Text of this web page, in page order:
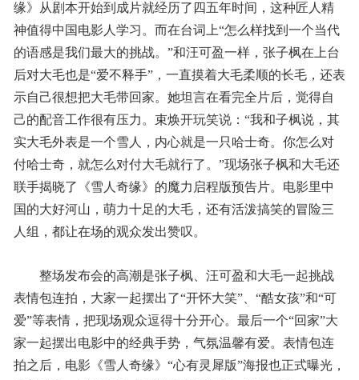
缘》从剧本开始到成片就经历了四五年时间，这种匠人精
神值得中国电影人学习。而在台词上“怎么样找到一个当代
的语感是我们最大的挑战。”和汪可盈一样，张子枫在上台
后对大毛也是“爱不释手”，一直摸着大毛柔顺的长毛，还表
示自己很想把大毛带回家。她坦言在看完全片后，觉得自
己的配音工作很有压力。束焕开玩笑说：“我和子枫说，其
实大毛外表是一个雪人，内心就是一只哈士奇。你怎么对
付哈士奇，就怎么对付大毛就行了。”现场张子枫和大毛还
联手揭晓了《雪人奇缘》的魔力启程版预告片。电影里中
国的大好河山，萌力十足的大毛，还有活泼搞笑的冒险三
人组，都让在场的观众发出赞叹。
整场发布会的高潮是张子枫、汪可盈和大毛一起挑战
表情包连拍，大家一起摆出了“开怀大笑”、“酷女孩”和“可
爱”等表情，把现场观众逗得十分开心。最后一个“回家”大
家一起摆出电影中的经典手势，气氛温馨有爱。表情包连
拍之后，电影《雪人奇缘》“心有灵犀版”海报也正式曝光，